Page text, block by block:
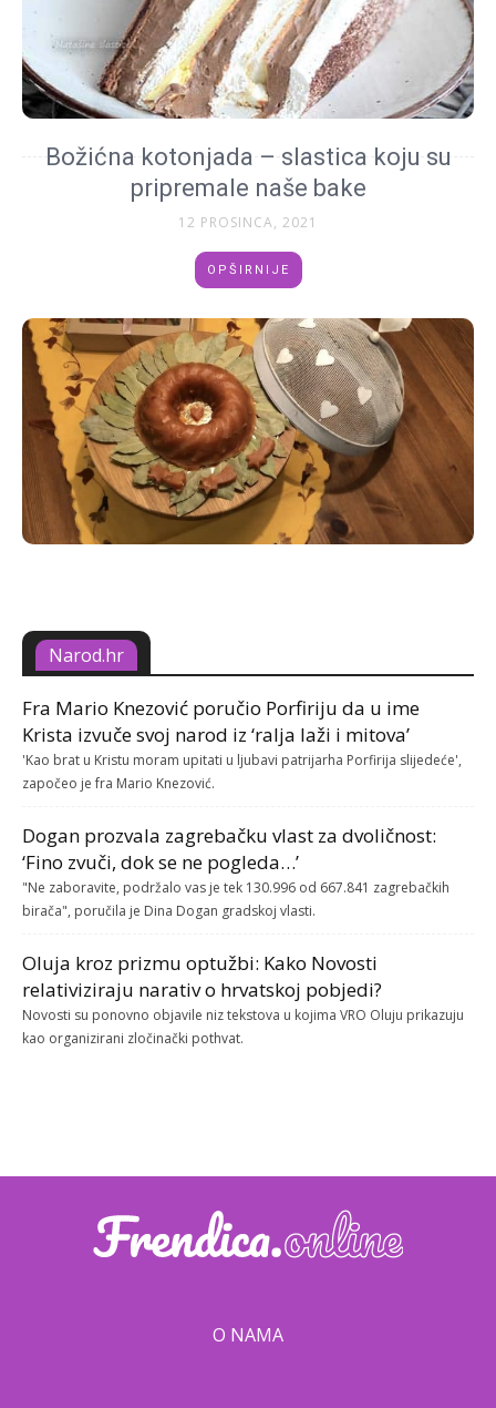
Božićna kotonjada – slastica koju su
pripremale naše bake
12 PROSINCA, 2021
OPŠIRNIJE
Narod.hr
Fra Mario Knezović poručio Porfiriju da u ime
Krista izvuče svoj narod iz ‘ralja laži i mitova’
'Kao brat u Kristu moram upitati u ljubavi patrijarha Porfirija slijedeće',
započeo je fra Mario Knezović.
Dogan prozvala zagrebačku vlast za dvoličnost:
‘Fino zvuči, dok se ne pogleda…’
"Ne zaboravite, podržalo vas je tek 130.996 od 667.841 zagrebačkih
birača", poručila je Dina Dogan gradskoj vlasti.
Oluja kroz prizmu optužbi: Kako Novosti
relativiziraju narativ o hrvatskoj pobjedi?
Novosti su ponovno objavile niz tekstova u kojima VRO Oluju prikazuju
kao organizirani zločinački pothvat.
O NAMA